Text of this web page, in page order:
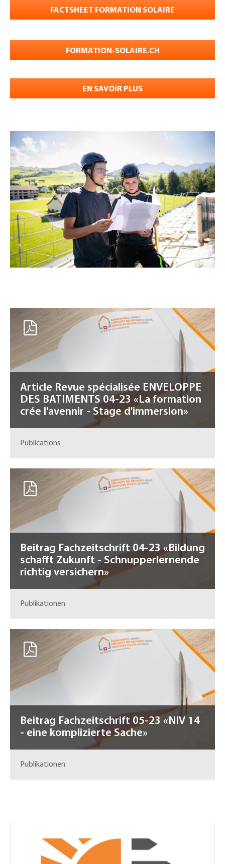
FACTSHEET FORMATION SOLAIRE
FORMATION-SOLAIRE.CH
EN SAVOIR PLUS
Article Revue spécialisée ENVELOPPE
DES BATIMENTS 04-23 «La formation
crée l'avennir - Stage d'immersion»
Publications
Beitrag Fachzeitschrift 04-23 «Bildung
schafft Zukunft - Schnupperlernende
richtig versichern»
Publikationen
Beitrag Fachzeitschrift 05-23 «NIV 14
- eine komplizierte Sache»
Publikationen